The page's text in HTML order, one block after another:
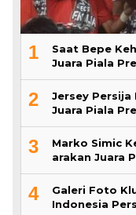
1
Saat Bepe
Juara Piala
2
Jersey Persija
Juara Piala
3
Marko Simic
arakan Juara
4
Galeri Foto
Indonesia